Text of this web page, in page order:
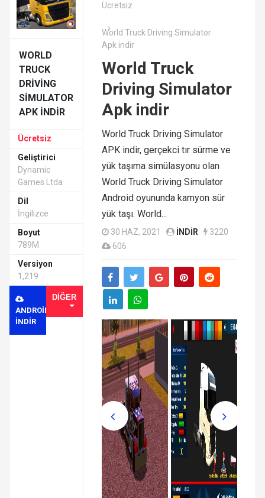
WORLD
TRUCK
DRIVING
SIMULATOR
APK INDIR
Ücretsiz
Geliştirici
Dynamic
Games Ltda
Dil
İngilizce
Boyut
789M
Versiyon
1,219
ANDROID
INDIR
DIĞER
Ücretsiz
World Truck Driving Simulator
Apk indir
World Truck
Driving Simulator
Apk indir
World Truck Driving Simulator
APK indir, gerçekci tır sürme ve
yük taşıma simülasyonu olan
World Truck Driving Simulator
Android oyununda kamyon sür
yük taşı. World...
30 HAZ, 2021 INDIR
3220
606